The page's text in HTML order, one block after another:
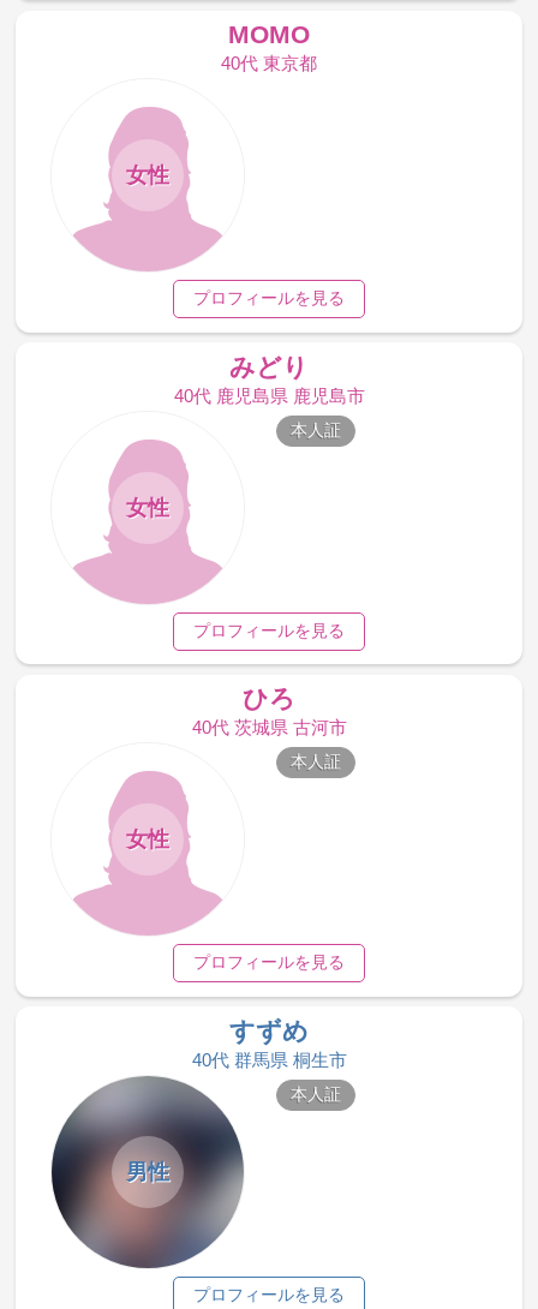
MOMO
40代 東京都
女性
プロフィールを見る
みどり
40代 鹿児島県 鹿児島市
女性
本人証
プロフィールを見る
ひろ
40代 茨城県 古河市
女性
本人証
プロフィールを見る
すずめ
40代 群馬県 桐生市
男性
本人証
プロフィールを見る